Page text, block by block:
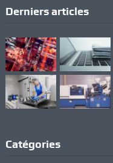
Derniers articles
Catégories